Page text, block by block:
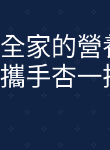
全家的
攜手杏